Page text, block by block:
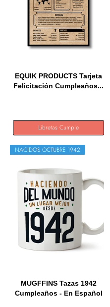
EQUIK PRODUCTS Tarjeta
Felicitación Cumpleaños...
Libretas Cumple
NACIDOS OCTUBRE 1942
MUGFFINS Tazas 1942
Cumpleaños - En Español